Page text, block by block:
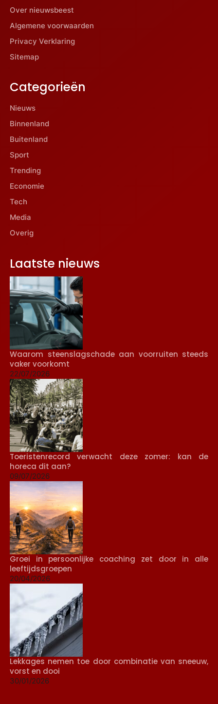
Over nieuwsbeest
Algemene voorwaarden
Privacy Verklaring
Sitemap
Categorieën
Nieuws
Binnenland
Buitenland
Sport
Trending
Economie
Tech
Media
Overig
Laatste nieuws
Waarom steenslagschade aan voorruiten steeds
vaker voorkomt
22/07/2026
Toeristenrecord verwacht deze zomer: kan de
horeca dit aan?
09/07/2026
Groei in persoonlijke coaching zet door in alle
leeftijdsgroepen
20/04/2026
Lekkages nemen toe door combinatie van sneeuw,
vorst en dooi
30/01/2026